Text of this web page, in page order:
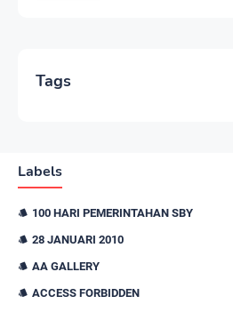
Tags
Labels
100 HARI PEMERINTAHAN SBY
28 JANUARI 2010
AA GALLERY
ACCESS FORBIDDEN